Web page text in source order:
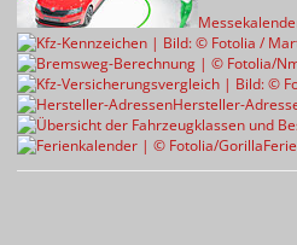
Hersteller-